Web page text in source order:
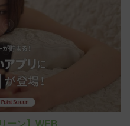
ーン】WEB